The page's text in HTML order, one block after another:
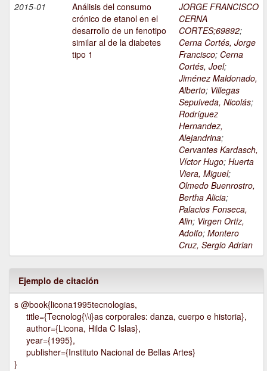
2015-01
Análisis del consumo
crónico de etanol en el
desarrollo de un fenotipo
similar al de la diabetes
tipo 1
JORGE FRANCISCO
CERNA
CORTES;69892;
Cerna Cortés, Jorge
Francisco; Cerna
Cortés, Joel;
Jiménez Maldonado,
Alberto; Villegas
Sepulveda, Nicolás;
Rodríguez
Hernandez,
Alejandrina;
Cervantes Kardasch,
Víctor Hugo; Huerta
Viera, Miguel;
Olmedo Buenrostro,
Bertha Alicia;
Palacios Fonseca,
Alin; Virgen Ortiz,
Adolfo; Montero
Cruz, Sergio Adrian
Ejemplo de citación
s @book{licona1995tecnologias,
title={Tecnolog{\\i}as corporales: danza, cuerpo e historia},
author={Licona, Hilda C Islas},
year={1995},
publisher={Instituto Nacional de Bellas Artes}
}